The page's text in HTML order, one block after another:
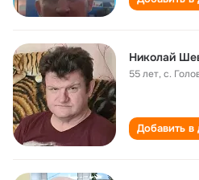
Николай
55 лет,с.
Добавить в